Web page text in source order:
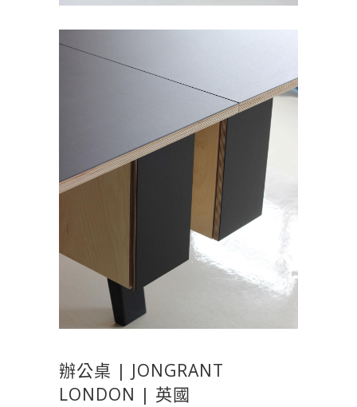
辦公桌 | JONGRANT
LONDON | 英國